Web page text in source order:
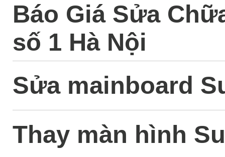
Báo Giá Sửa
số 1 Hà Nội
Sửa mainboard
Thay màn hình